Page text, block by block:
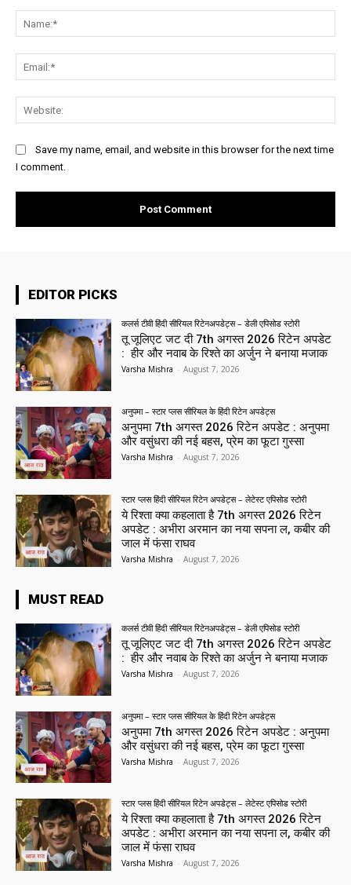
Save my name, email, and website in this browser for the next time
I comment.
EDITOR PICKS
कलर्स टीवी हिंदी सीरियल रिटेनअपडेट्स – डेली एपिसोड स्टोरी
तू जूलिएट जट दी 7th अगस्त 2026 रिटेन अपडेट
: हीर और नवाब के रिश्ते का अर्जुन ने बनाया मजाक
Varsha Mishra - August 7, 2026
अनुपमा – स्टार प्लस सीरियल के हिंदी रिटेन अपडेट्स
अनुपमा 7th अगस्त 2026 रिटेन अपडेट : अनुपमा
और वसुंधरा की नई बहस, प्रेम का फूटा गुस्सा
Varsha Mishra - August 7, 2026
स्टार प्लस हिंदी सीरियल रिटेन अपडेट्स – लेटेस्ट एपिसोड स्टोरी
ये रिश्ता क्या कहलाता है 7th अगस्त 2026 रिटेन
अपडेट : अभीरा अरमान का नया सपना ल, कबीर की
जाल में फंसा राघव
Varsha Mishra - August 7, 2026
MUST READ
कलर्स टीवी हिंदी सीरियल रिटेनअपडेट्स – डेली एपिसोड स्टोरी
तू जूलिएट जट दी 7th अगस्त 2026 रिटेन अपडेट
: हीर और नवाब के रिश्ते का अर्जुन ने बनाया मजाक
Varsha Mishra - August 7, 2026
अनुपमा – स्टार प्लस सीरियल के हिंदी रिटेन अपडेट्स
अनुपमा 7th अगस्त 2026 रिटेन अपडेट : अनुपमा
और वसुंधरा की नई बहस, प्रेम का फूटा गुस्सा
Varsha Mishra - August 7, 2026
स्टार प्लस हिंदी सीरियल रिटेन अपडेट्स – लेटेस्ट एपिसोड स्टोरी
ये रिश्ता क्या कहलाता है 7th अगस्त 2026 रिटेन
अपडेट : अभीरा अरमान का नया सपना ल, कबीर की
जाल में फंसा राघव
Varsha Mishra - August 7, 2026